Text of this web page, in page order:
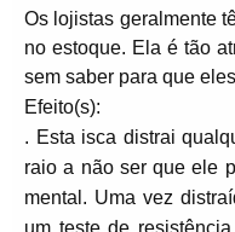
Os lojistas geralmente
no estoque. Ela é tão
sem saber para que
Efeito(s):
. Esta isca distrai
raio a não ser que ele
mental. Uma vez
um teste de